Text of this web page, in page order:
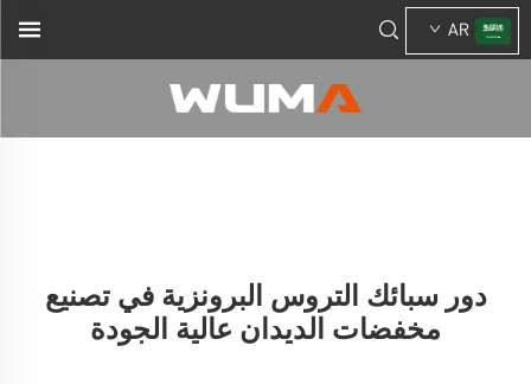
AR
دور سبائك التروس البرونزية في تصنيع
مخفضات الديدان عالية الجودة